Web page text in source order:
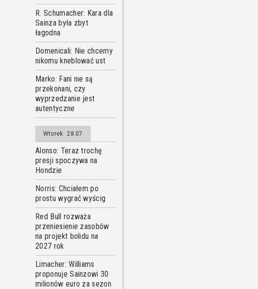
R. Schumacher: Kara dla
Sainza była zbyt
łagodna
Domenicali: Nie chcemy
nikomu kneblować ust
Marko: Fani nie są
przekonani, czy
wyprzedzanie jest
autentyczne
Wtorek 28.07
Alonso: Teraz trochę
presji spoczywa na
Hondzie
Norris: Chciałem po
prostu wygrać wyścig
Red Bull rozważa
przeniesienie zasobów
na projekt bolidu na
2027 rok
Limacher: Williams
proponuje Sainzowi 30
milionów euro za sezon